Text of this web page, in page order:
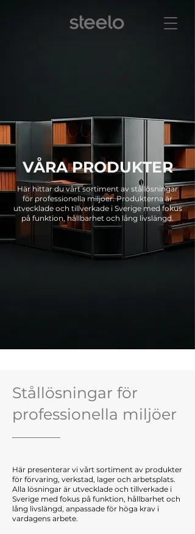
VÅRA PRODUKTER
Här hittar du vårt sortiment av stållösningar
för professionella miljöer. Produkterna är
utvecklade och tillverkade i Sverige med fokus
på funktion, hållbarhet och lång livslängd.
Stållösningar för
professionella miljöer
Här presenterar vi vårt sortiment av produkter
för förvaring, verkstad, lager och arbetsplats.
Alla lösningar är utvecklade och tillverkade i
Sverige med fokus på funktion, hållbarhet och
lång livslängd, anpassade för höga krav i
vardagens arbete.